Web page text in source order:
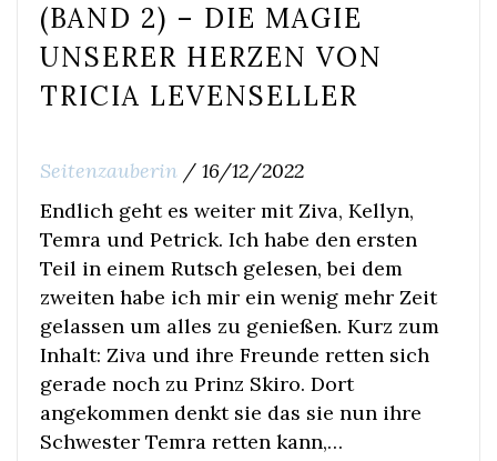
(BAND 2) – DIE MAGIE
UNSERER HERZEN VON
TRICIA LEVENSELLER
Seitenzauberin / 16/12/2022
Endlich geht es weiter mit Ziva, Kellyn,
Temra und Petrick. Ich habe den ersten
Teil in einem Rutsch gelesen, bei dem
zweiten habe ich mir ein wenig mehr Zeit
gelassen um alles zu genießen. Kurz zum
Inhalt: Ziva und ihre Freunde retten sich
gerade noch zu Prinz Skiro. Dort
angekommen denkt sie das sie nun ihre
Schwester Temra retten kann,…